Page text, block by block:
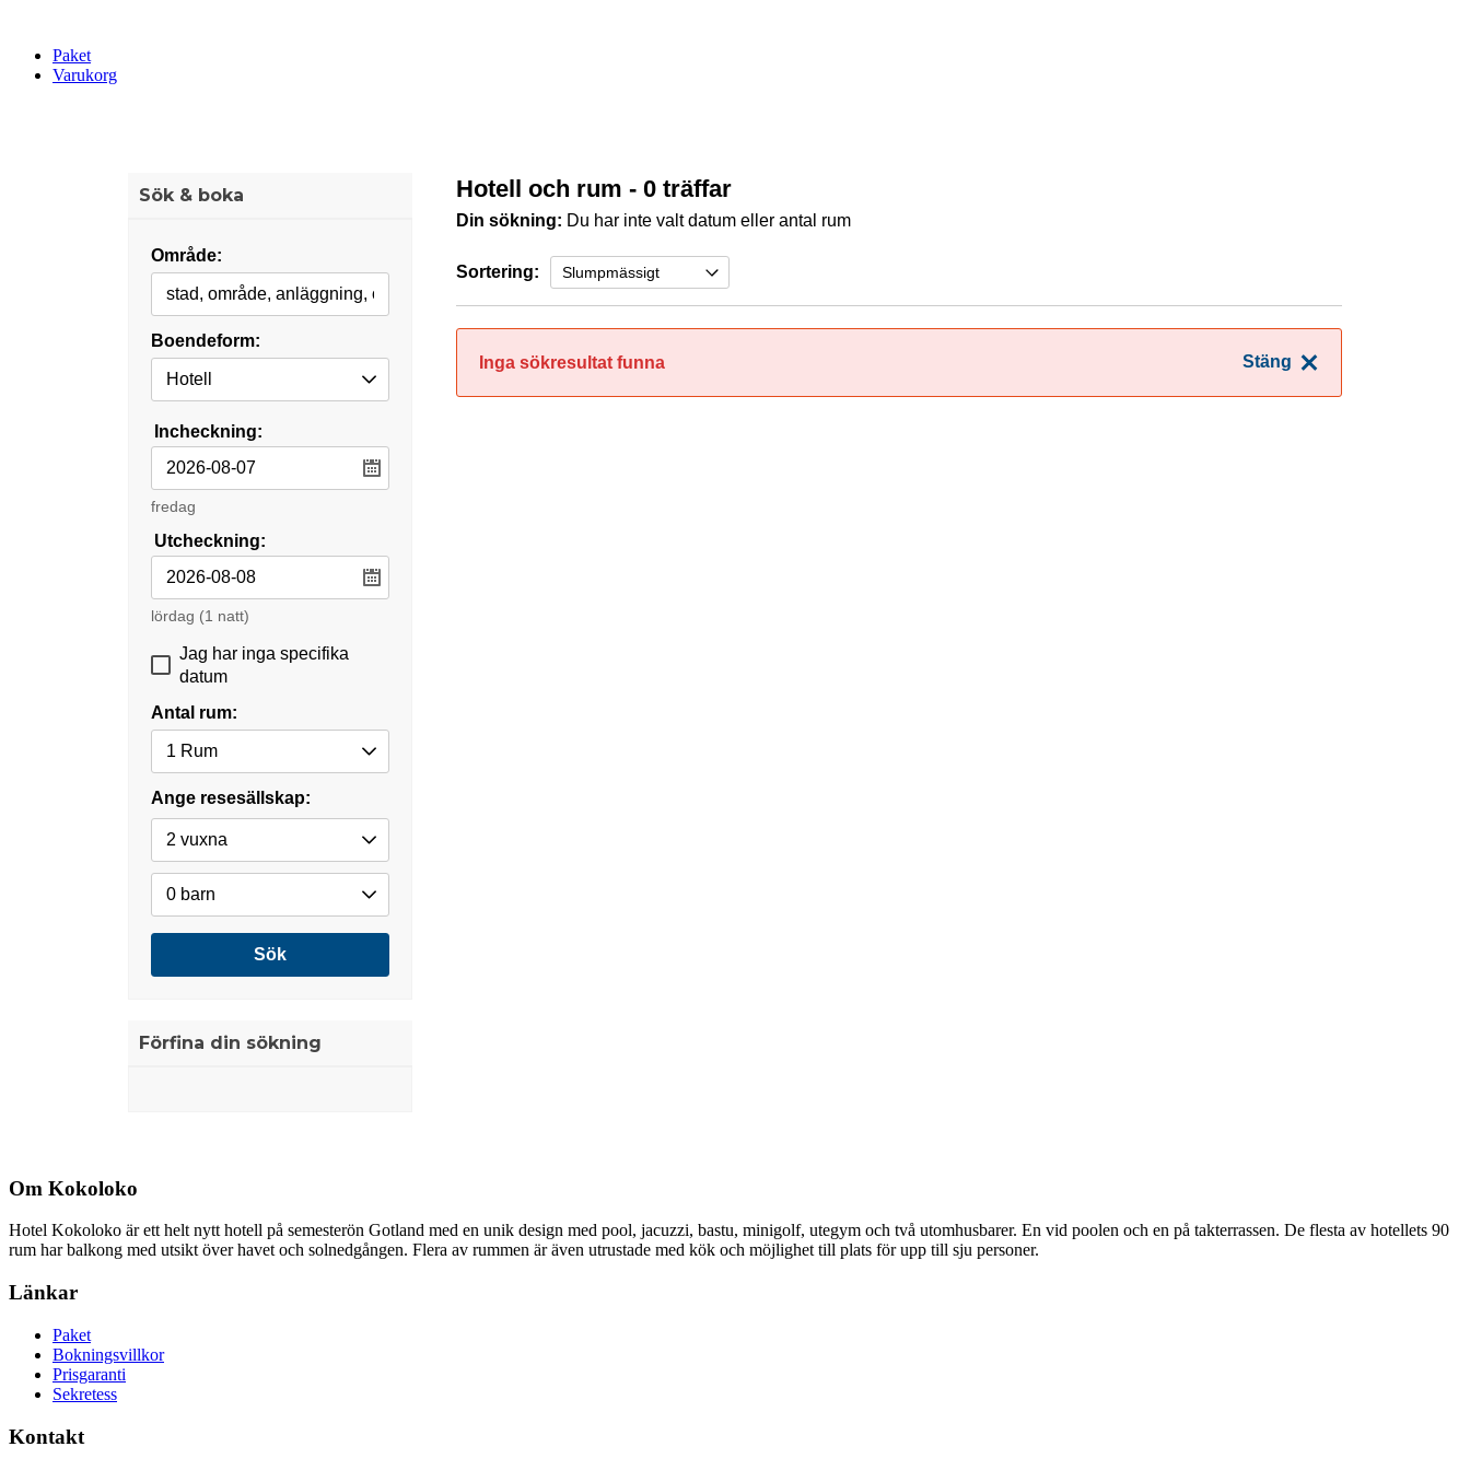
Paket
Varukorg
Hotell och rum - 0 träffar
Din sökning: Du har inte valt datum eller antal rum
Sortering:
Stäng
Inga sökresultat funna
Sök & boka
Område:
Boendeform:
Incheckning:
fredag
Utcheckning:
lördag (1 natt)
Jag har inga specifika
datum
Antal rum:
Ange resesällskap:
Sök
Förfina din sökning
Om Kokoloko
Hotel Kokoloko är ett helt nytt hotell på semesterön Gotland med en unik design med pool, jacuzzi, bastu, minigolf, utegym och två utomhusbarer. En vid poolen och en på takterrassen. De flesta av hotellets 90
rum har balkong med utsikt över havet och solnedgången. Flera av rummen är även utrustade med kök och möjlighet till plats för upp till sju personer.
Länkar
Paket
Bokningsvillkor
Prisgaranti
Sekretess
Kontakt